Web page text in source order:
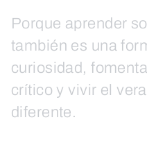
Porque aprender
también es una
curiosidad,
crítico y vivir el
diferente.